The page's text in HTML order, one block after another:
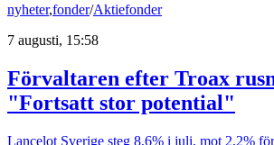
nyheter,fonder/Aktiefonder
7 augusti, 15:58
Förvaltaren efter Troax
"Fortsatt stor potential"
Lancelot Sverige steg 8,6% i juli, mot 2,2%